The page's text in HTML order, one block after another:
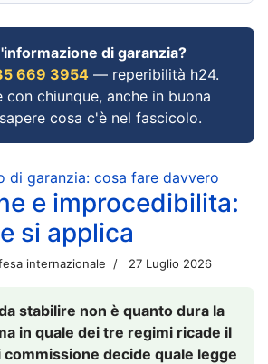
di garanzia?
669 3954 — reperibilità h24.
con chiunque, anche in buona
cosa c'è nel fascicolo.
di garanzia: cosa fare davvero
e improcedibilita:
si applica
internazionale 27 Luglio 2026
stabilire non è quanto dura la
in quale dei tre regimi ricade il
commissione decide quale legge